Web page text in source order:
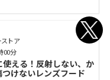
トア
える！反射しない、か
けないレンズフード
00分